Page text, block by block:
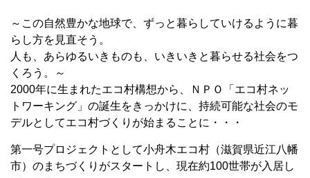
～この自然豊かな地球で、ずっと暮らしていけるように暮
らし方を見直そう。
人も、あらゆるいきものも、いきいきと暮らせる社会をつ
くろう。～
2000年に生まれたエコ村構想から、ＮＰＯ「エコ村ネッ
トワーキング」の誕生をきっかけに、持続可能な社会のモ
デルとしてエコ村づくりが始まることに・・・
第一号プロジェクトとして小舟木エコ村（滋賀県近江八幡
市）のまちづくりがスタートし、現在約100世帯が入居し